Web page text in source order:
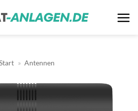
» Antennen